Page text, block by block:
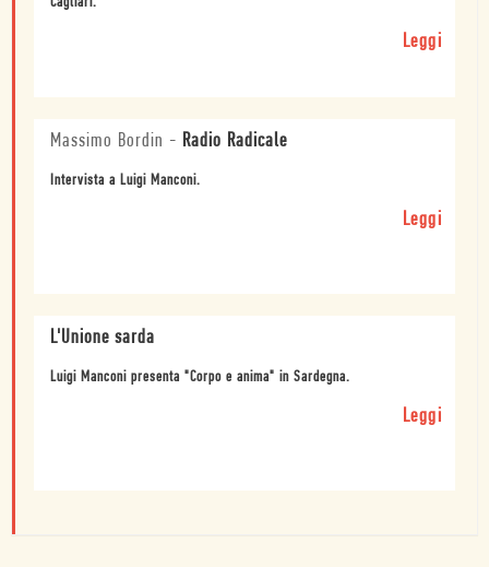
Leggi
Massimo Bordin - Radio Radicale
Intervista a Luigi Manconi.
Leggi
L'Unione sarda
Luigi Manconi presenta "Corpo e anima" in Sardegna.
Leggi